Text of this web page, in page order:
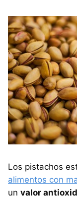
Los pistachos
alimentos con
un valor